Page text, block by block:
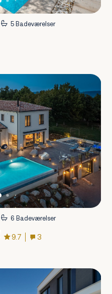
5 Badeværelser
6 Badeværelser
9.7 3